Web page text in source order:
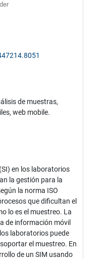
de muestras,
web mobile.
en los laboratorios
la gestión para la
la norma ISO
que dificultan el
lo es el muestreo. La
de información móvil
laboratorios puede
el muestreo. En
de un SIM usando